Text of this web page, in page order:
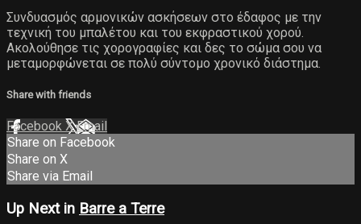
Συνδυασμός αρμονικών ασκήσεων στο έδαφος με την
τεχνική του μπαλέτου και του εκφραστικού χορού.
Ακολούθησε τις χορογραφίες και δες το σώμα σου να
μεταμορφώνεται σε πολύ σύντομο χρονικό διάστημα.
Share with friends
Facebook XEmail
Share on Facebook
Share on X
Share via Email
Up Next in Barre a Terre